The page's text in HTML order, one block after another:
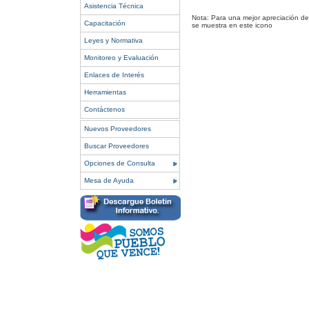
Asistencia Técnica
Capacitación
Leyes y Normativa
Monitoreo y Evaluación
Enlaces de Interés
Herramientas
Contáctenos
Nuevos Proveedores
Buscar Proveedores
Opciones de Consulta
Mesa de Ayuda
Nota: Para una mejor apreciación
se muestra en este icono